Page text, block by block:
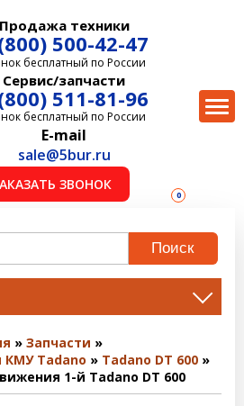
Продажа техники
500-42-47
бесплатный по России
Сервис/запчасти
511-81-96
бесплатный по России
E-mail
sale@5bur.ru
ЗВОНОК
0
Поиск
Запчасти
КМУ Tadano
Tadano DT 600
1-й Tadano DT 600